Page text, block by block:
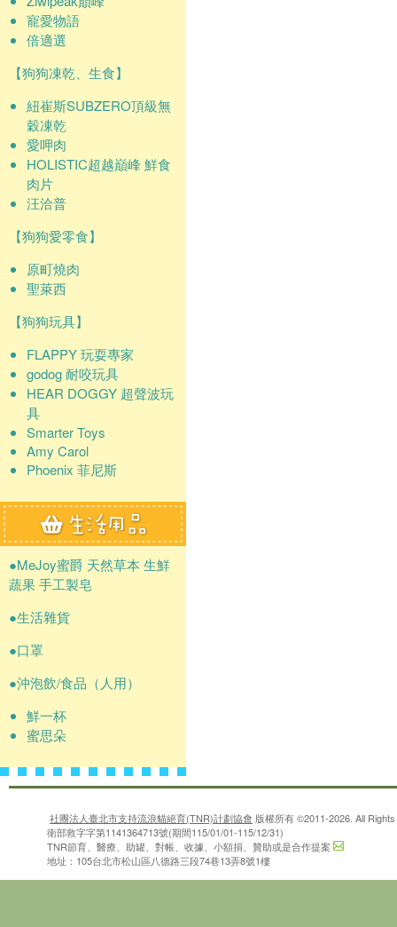
寵愛物語
倍適選
【狗狗凍乾、生食】
紐崔斯SUBZERO頂級無
穀凍乾
愛呷肉
HOLISTIC超越巔峰 鮮食
肉片
汪洽普
【狗狗愛零食】
原町燒肉
聖萊西
【狗狗玩具】
FLAPPY 玩耍專家
godog 耐咬玩具
HEAR DOGGY 超聲波玩
具
Smarter Toys
Amy Carol
Phoenix 菲尼斯
●MeJoy蜜爵 天然草本 生鮮
蔬果 手工製皂
●生活雜貨
●口罩
●沖泡飲/食品（人用）
鮮一杯
蜜思朵
社團法人臺北市支持流浪貓絕育(TNR)計劃協會 版權所有 ©2011-2026. All
衛部救字字第1141364713號(期間115/01/01-115/12/31)
TNR節育、醫療、助罐、對帳、收據、小額捐、贊助或是合作提案
地址：105台北市松山區八德路三段74巷13弄8號1樓